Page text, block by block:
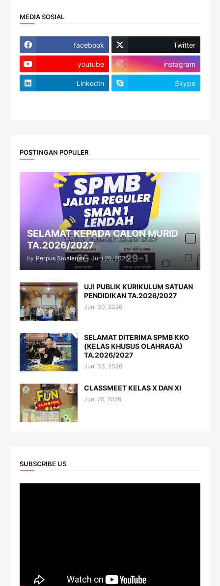
MEDIA SOSIAL
facebook Twitter
youtube instagram
LinkedIn Skype
POSTINGAN POPULER
SELAMAT KEPADA CALON MURID
TA.2026/2027
by Perpus Smalensa - Juni 25, 2026
UJI PUBLIK KURIKULUM SATUAN
PENDIDIKAN TA.2026/2027
Juni 30, 2026
SELAMAT DITERIMA SPMB KKO
(KELAS KHUSUS OLAHRAGA)
TA.2026/2027
Juni 03, 2026
CLASSMEET KELAS X DAN XI
Juni 25, 2026
SUBSCRIBE US